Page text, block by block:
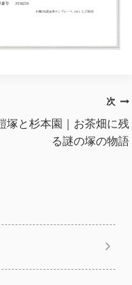
次
塚と杉本園｜お茶畑に残
る謎の塚の物語